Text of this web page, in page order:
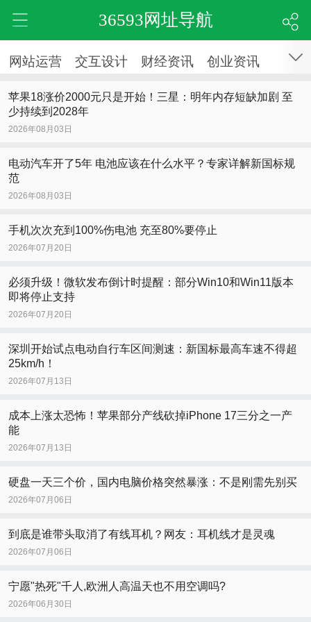
36593网址导航
网站运营 交互设计 财经资讯 创业资讯
苹果18涨价2000元只是开始！三星：明年内存短缺加剧 至
少持续到2028年
2026年08月03日
电动汽车开了5年 电池应该在什么水平？专家详解新国标规
范
2026年08月03日
手机次次充到100%伤电池 充至80%要停止
2026年07月20日
必须升级！微软发布倒计时提醒：部分Win10和Win11版本
即将停止支持
2026年07月20日
深圳开始试点电动自行车区间测速：新国标最高车速不得超
25km/h！
2026年07月13日
成本上涨太恐怖！苹果部分产线砍掉iPhone 17三分之一产
能
2026年07月13日
硬盘一天三个价，国内电脑价格突然暴涨：不是刚需先别买
2026年07月06日
到底是谁带头取消了有线耳机？网友：耳机线才是灵魂
2026年07月06日
宁愿"热死"千人,欧洲人高温天也不用空调吗?
2026年06月30日